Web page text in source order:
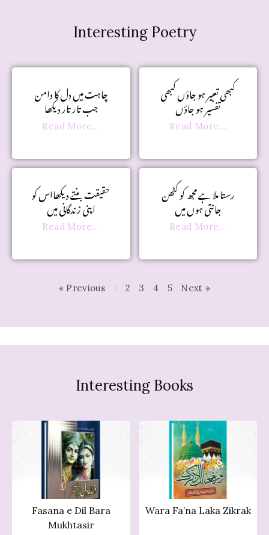
Interesting Poetry
چاہت میں دل کا دامن
جب تار تار دیکھا
Read More...
کبھی تعبیر ہو جاؤں کبھی
تفسیر ہو جاؤں
Read More...
حقیقت بنتے دیکھااس کو
اپنی زندگانی میں
Read More...
رستا ملا ہے مجھ کو کٹھن
جانتی ہوں میں
Read More...
« Previous 1 2 3 4 5 Next »
Interesting Books
Fasana e Dil Bara
Mukhtasir
Wara Fa’na Laka Zikrak